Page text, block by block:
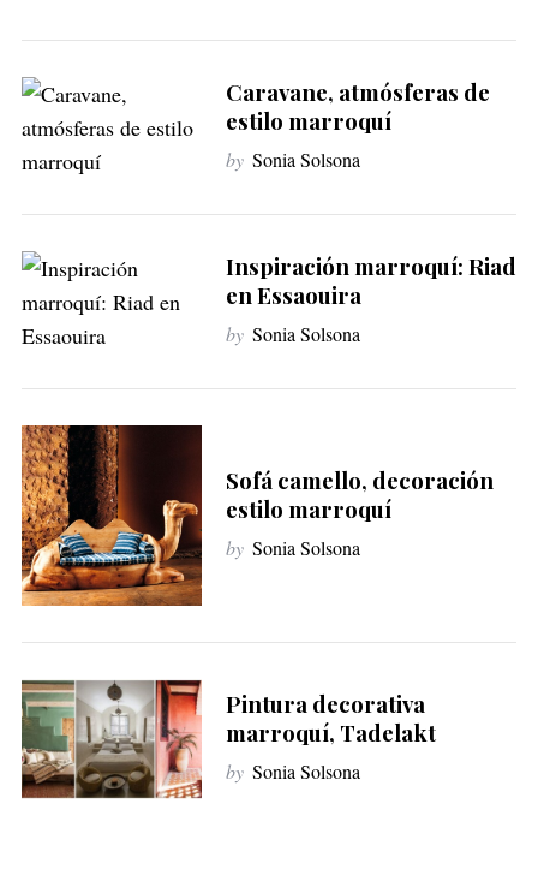
Caravane, atmósferas de
estilo marroquí
by Sonia Solsona
Inspiración marroquí: Riad
en Essaouira
by Sonia Solsona
Sofá camello, decoración
estilo marroquí
by Sonia Solsona
Pintura decorativa
marroquí, Tadelakt
by Sonia Solsona